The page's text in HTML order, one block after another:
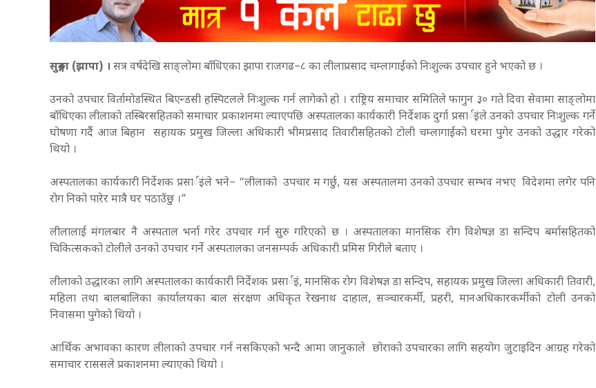
सुरुङ्गा (झापा) । सत्र वर्षदेखि साङ्लोमा बाँधिएका झापा राजगढ–८ का लीलाप्रसाद चम्लागाईंको निःशुल्क उपचार हुने भएको छ ।
उनको उपचार विर्तामोडस्थित बिएन्डसी हस्पिटलले निःशुल्क गर्न लागेको हो । राष्ट्रिय समाचार समितिले फागुन ३० गते दिवा सेवामा साङ्लोमा
बाँधिएका लीलाको तस्बिरसहितको समाचार प्रकाशनमा ल्याएपछि अस्पतालका कार्यकारी निर्देशक दुर्गा प्रसार्इंले उनको उपचार निःशुल्क गर्ने
घोषणा गर्दै आज बिहान सहायक प्रमुख जिल्ला अधिकारी भीमप्रसाद तिवारीसहितको टोली चम्लागाईंको घरमा पुगेर उनको उद्धार गरेको
थियो ।
अस्पतालका कार्यकारी निर्देशक प्रसार्इंले भने– “लीलाको उपचार म गर्छु, यस अस्पतालमा उनको उपचार सम्भव नभए विदेशमा लगेर पनि
रोग निको पारेर मात्रै घर पठाउँछु ।”
लीलालाई मंगलबार नै अस्पताल भर्ना गरेर उपचार गर्न सुरु गरिएको छ । अस्पतालका मानसिक रोग विशेषज्ञ डा सन्दिप बर्मासहितको
चिकित्सकको टोलीले उनको उपचार गर्ने अस्पतालका जनसम्पर्क अधिकारी प्रमिस गिरीले बताए ।
लीलाको उद्धारका लागि अस्पतालका कार्यकारी निर्देशक प्रसार्इं, मानसिक रोग विशेषज्ञ डा सन्दिप, सहायक प्रमुख जिल्ला अधिकारी तिवारी,
महिला तथा बालबालिका कार्यालयका बाल संरक्षण अधिकृत रेखनाथ दाहाल, सञ्चारकर्मी, प्रहरी, मानअधिकारकर्मीको टोली उनको
निवासमा पुगेको थियो ।
आर्थिक अभावका कारण लीलाको उपचार गर्न नसकिएको भन्दै आमा जानुकाले छोराको उपचारका लागि सहयोग जुटाइदिन आग्रह गरेको
समाचार राससले प्रकाशनमा ल्याएको थियो ।